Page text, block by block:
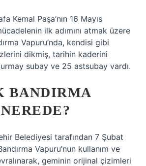
Kemal Paşa’nın 16 Mayıs
ilk adımını atmak üzere
Vapuru’nda, kendisi gibi
dikmiş, tarihin kaderini
subay ve 25 astsubay vardı.
BANDIRMA
Belediyesi tarafından 7 Şubat
Vapuru’nun kullanım ve
geminin orijinal çizimleri